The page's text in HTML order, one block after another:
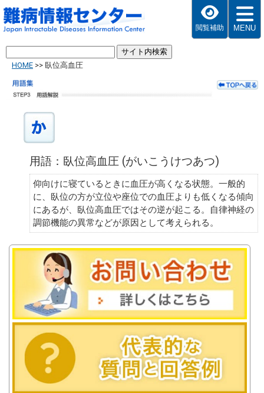
閲覧補助 MENU
HOME >> 臥位高血圧
用語：臥位高血圧 (がいこうけつあつ)
仰向けに寝ているときに血圧が高くなる状態。一般的
に、臥位の方が立位や座位での血圧よりも低くなる傾向
にあるが、臥位高血圧ではその逆が起こる。自律神経の
調節機能の異常などが原因として考えられる。